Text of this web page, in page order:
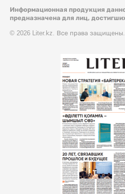
Информационная продукция
предназначена для лиц,
© 2026 Liter.kz. Все права защищены.